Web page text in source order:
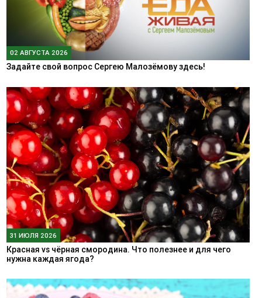
02 АВГУСТА 2026
Задайте свой вопрос Сергею Малозёмову здесь!
31 ИЮЛЯ 2026
Красная vs чёрная смородина. Что полезнее и для чего
нужна каждая ягода?